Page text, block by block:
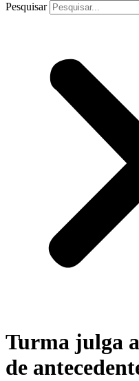
Pesquisar
Turma julga
de